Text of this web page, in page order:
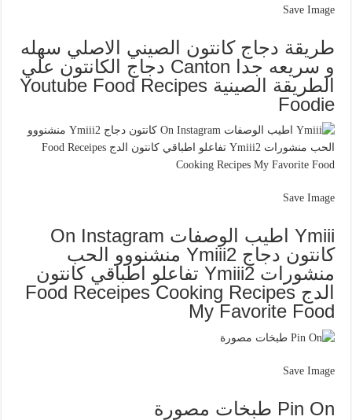
Save Image
طريقة دجاج كانتون الصيني الاصلي سهله
و سريعه جدا Canton دجاج الكانتون علي
الطريقة الصينية Youtube Food Recipes
Foodie
Save Image
Ymiii اطيب الوصفات On Instagram
كانتون دجاج Ymiii2 منشنووو الحب
منشورات Ymiii2 تفاعلو اطباقي كانتون
الدج Food Receipes Cooking Recipes
My Favorite Food
Save Image
Pin On طبخات مصورة